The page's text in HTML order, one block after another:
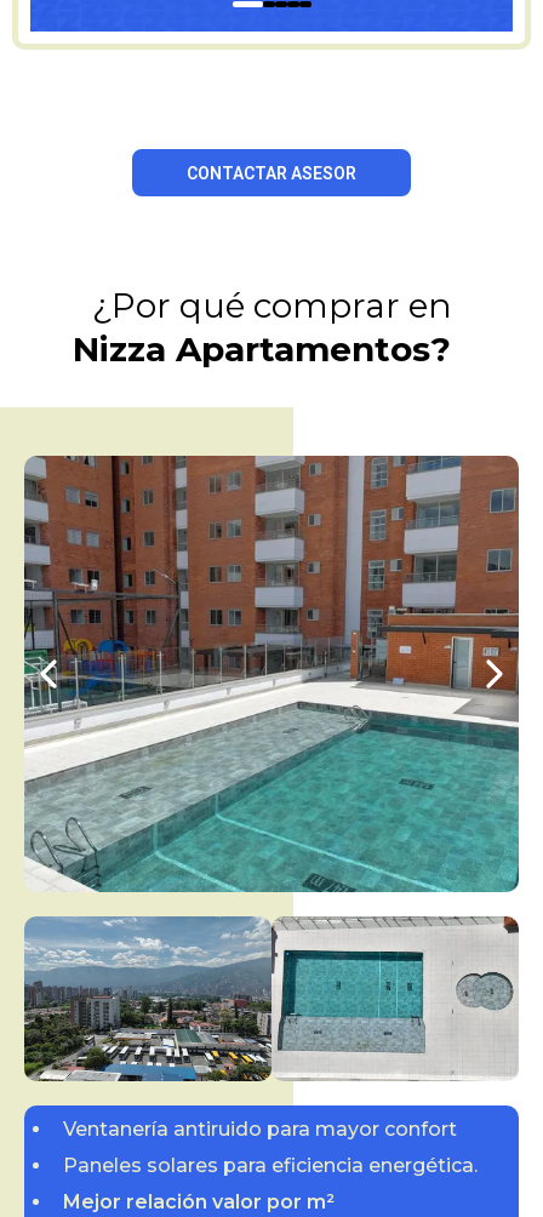
CONTACTAR ASESOR
¿Por qué comprar en
Nizza Apartamentos?
Ventanería antiruido para mayor confort
Paneles solares para eficiencia energética.
Mejor relación valor por m²